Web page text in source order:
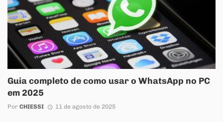
Guia completo de como usar o WhatsApp no PC
em 2025
Por CHIESSI 11 de agosto de 2025